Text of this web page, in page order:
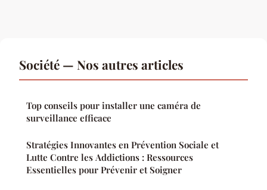
Société — Nos autres articles
Top conseils pour installer une caméra de
surveillance efficace
Stratégies Innovantes en Prévention Sociale et
Lutte Contre les Addictions : Ressources
Essentielles pour Prévenir et Soigner